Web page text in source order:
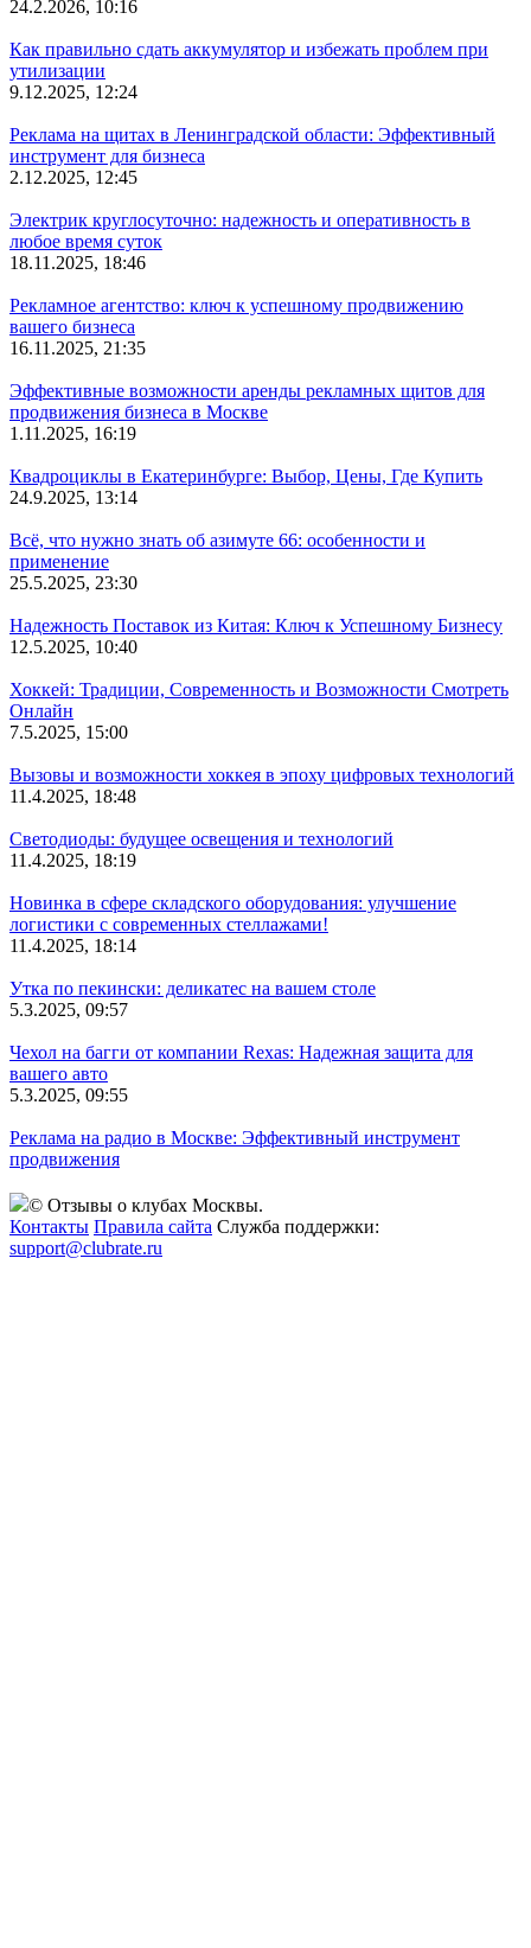
24.2.2026, 10:16
Как правильно сдать аккумулятор и избежать проблем при
утилизации
9.12.2025, 12:24
Реклама на щитах в Ленинградской области: Эффективный
инструмент для бизнеса
2.12.2025, 12:45
Электрик круглосуточно: надежность и оперативность в
любое время суток
18.11.2025, 18:46
Рекламное агентство: ключ к успешному продвижению
вашего бизнеса
16.11.2025, 21:35
Эффективные возможности аренды рекламных щитов для
продвижения бизнеса в Москве
1.11.2025, 16:19
Квадроциклы в Екатеринбурге: Выбор, Цены, Где Купить
24.9.2025, 13:14
Всё, что нужно знать об азимуте 66: особенности и
применение
25.5.2025, 23:30
Надежность Поставок из Китая: Ключ к Успешному Бизнесу
12.5.2025, 10:40
Хоккей: Традиции, Современность и Возможности Смотреть
Онлайн
7.5.2025, 15:00
Вызовы и возможности хоккея в эпоху цифровых технологий
11.4.2025, 18:48
Светодиоды: будущее освещения и технологий
11.4.2025, 18:19
Новинка в сфере складского оборудования: улучшение
логистики с современных стеллажами!
11.4.2025, 18:14
Утка по пекински: деликатес на вашем столе
5.3.2025, 09:57
Чехол на багги от компании Rexas: Надежная защита для
вашего авто
5.3.2025, 09:55
Реклама на радио в Москве: Эффективный инструмент
продвижения
© Отзывы о клубах Москвы.
Контакты Правила сайта Служба поддержки:
support@clubrate.ru